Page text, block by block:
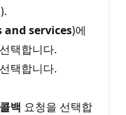
and services)에
택합니다.
선택합니다.
콜백 요청을 선택합